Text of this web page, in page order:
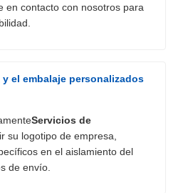
en contacto con nosotros para
y el embalaje personalizados
Servicios de
su logotipo de empresa,
en el aislamiento del
de envío.